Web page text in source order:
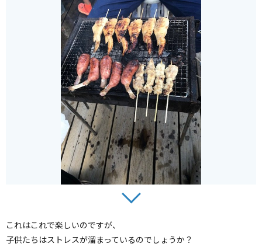
これはこれで楽しいのですが、
子供たちはストレスが溜まっているのでしょうか？